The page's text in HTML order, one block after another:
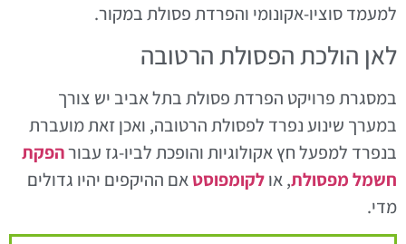
למעמד סוציו-אקונומי והפרדת פסולת במקור.
לאן הולכת הפסולת הרטובה
במסגרת פרויקט הפרדת פסולת בתל אביב יש צורך
במערך שינוע נפרד לפסולת הרטובה, ואכן זאת מועברת
בנפרד למפעל חץ אקולוגיות והופכת לביו-גז עבורהפקת
חשמל מפסולת, אולקומפוסטאם ההיקפים יהיו גדולים
מדי.